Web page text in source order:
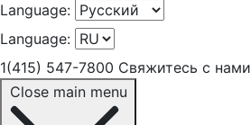
Language:
Language:
1(415) 547-7800 Свяжитесь с нами
Close main menu